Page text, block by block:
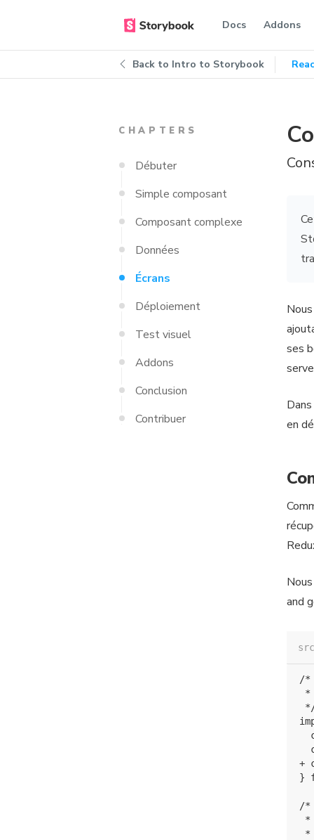
Docs Addons
Back to Intro to Storybook
CHAPTERS
Débuter
Simple composant
Composant complexe
Données
Écrans
Déploiement
Test visuel
Addons
Conclusion
Contribuer
ses
en
and
/*
*
+
}
/*
*
*